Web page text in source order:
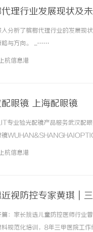
理行业发展现状及
入分析了槟榔代理行业的发展现
略与方向。 ...……
杭信息港
眼镜 上海配眼镜
专业验光配镜产品服务武汉配
镜
现于武汉与上海设有4家门店。
杭信息港
视防控专家黄琪｜
篇：家长挑选儿童防控医师行业
科规范化培训，8年三甲医院工
开店最怕“搜不到”为什
ai却天天给他免费派单？